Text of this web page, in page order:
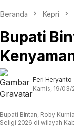
Beranda Kepri
Bupati
Feri Heryanto
Kamis, 19/03/
Bupati Bintan, Roby
Seligi 2026 di wilayah